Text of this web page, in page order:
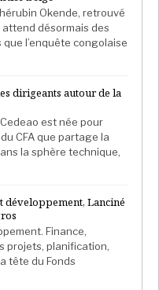
Okende, retrouvé
désormais des
l’enquête congolaise
dirigeants autour de la
est née pour
CFA que partage la
la sphère technique,
développement, Lanciné
Finance,
projets, planification,
tête du Fonds